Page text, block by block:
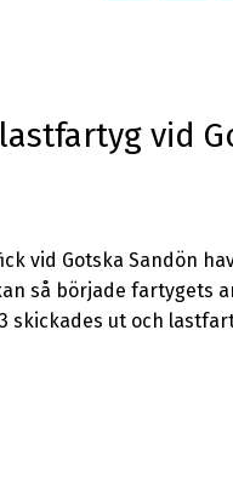
vid
vid Gotska Sandön
så började fartygets
skickades ut och